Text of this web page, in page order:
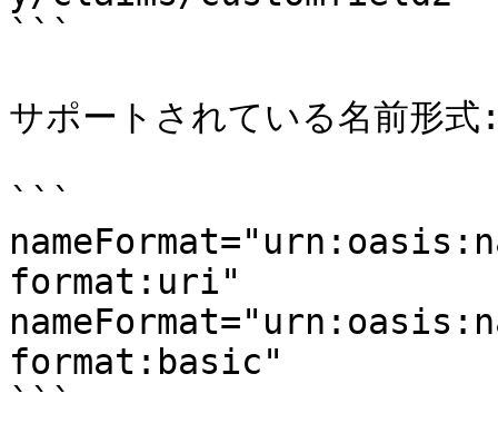
```
サポートされている名前形
```
format:uri"
format:basic"
```